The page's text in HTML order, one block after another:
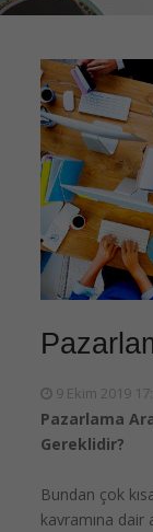
9 Ekim 2019
Pazarlama
Gereklidir?
Bundan çok
kavramına dair